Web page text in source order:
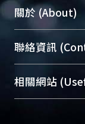
關於 (About)
臺大位居世界
展現本校豐碩
機構典藏（
台，成為臺
聯絡資訊
總館學科館員
醫學圖書館學
相關網站